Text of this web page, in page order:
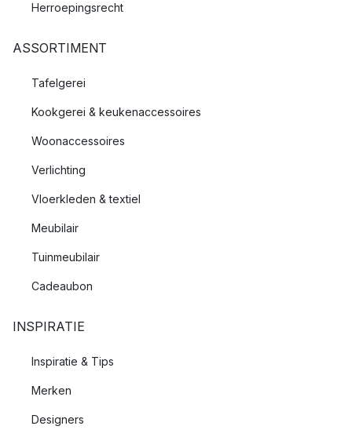
Herroepingsrecht
ASSORTIMENT
Tafelgerei
Kookgerei & keukenaccessoires
Woonaccessoires
Verlichting
Vloerkleden & textiel
Meubilair
Tuinmeubilair
Cadeaubon
INSPIRATIE
Inspiratie & Tips
Merken
Designers